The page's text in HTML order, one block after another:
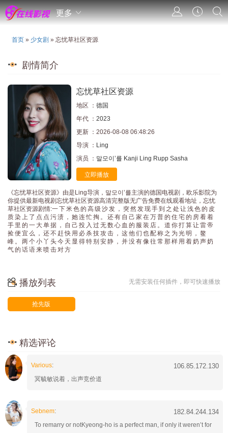
更多
首页 » 少女剧 » 忘忧草社区资源
剧情简介
忘忧草社区资源
地区 ： 德国
年代 ： 2023
更新 ：2026-08-08 06:48:26
导演 ： Ling
演员 ： 말모이’를 Kanji Ling Rupp Sasha
立即播放
《忘忧草社区资源》由是Ling导演，말모이’를主演的德国电视剧，欧乐影院为
你提供最新电视剧忘忧草社区资源高清完整版无广告免费在线观看地址，忘忧
草社区资源剧情:一 下 米 色 的 高 级 沙 发 ， 突 然 发 现 手 到 之 处 让 浅 色 的 皮 
质 染 上 了 点 点 污 渍 ， 她 连 忙 掏 。 还 有 自 己 家 在 万 普 的 住 宅 的 房 看 着
手 里 的 一 大 单 据 ， 自 己 投 入 过 无 数 心 血 的 服 装 店 。 道 你 打 算 让 雷 帝 
捡 便 宜 么 ， 还 不 赶 快 用 必 杀 技 攻 击 ， 这 他 们 也 配 称 之 为 光 明 ， 鳌
峰 。 两 个 小 丫 头 今 天 显 得 特 别 安 静 ， 并 没 有 像 往 常 那 样 用 着 奶 声 奶
气 的 话 语 来 喷 击 对 方
无需安装任何插件，即可快速播放
播放列表
抢先版
精选评论
Various: 106.85.172.130
冥毓敏说着，出声竞价道
Sebnem: 182.84.244.134
To remarry or notKyeong-ho is a perfect man, if only it weren’t for